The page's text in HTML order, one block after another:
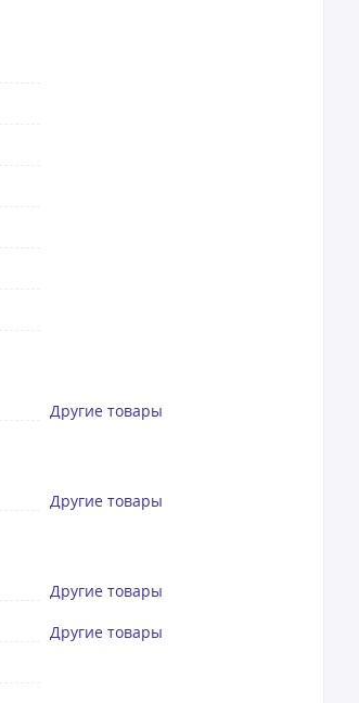
Другие товары
Другие товары
Другие товары
Другие товары